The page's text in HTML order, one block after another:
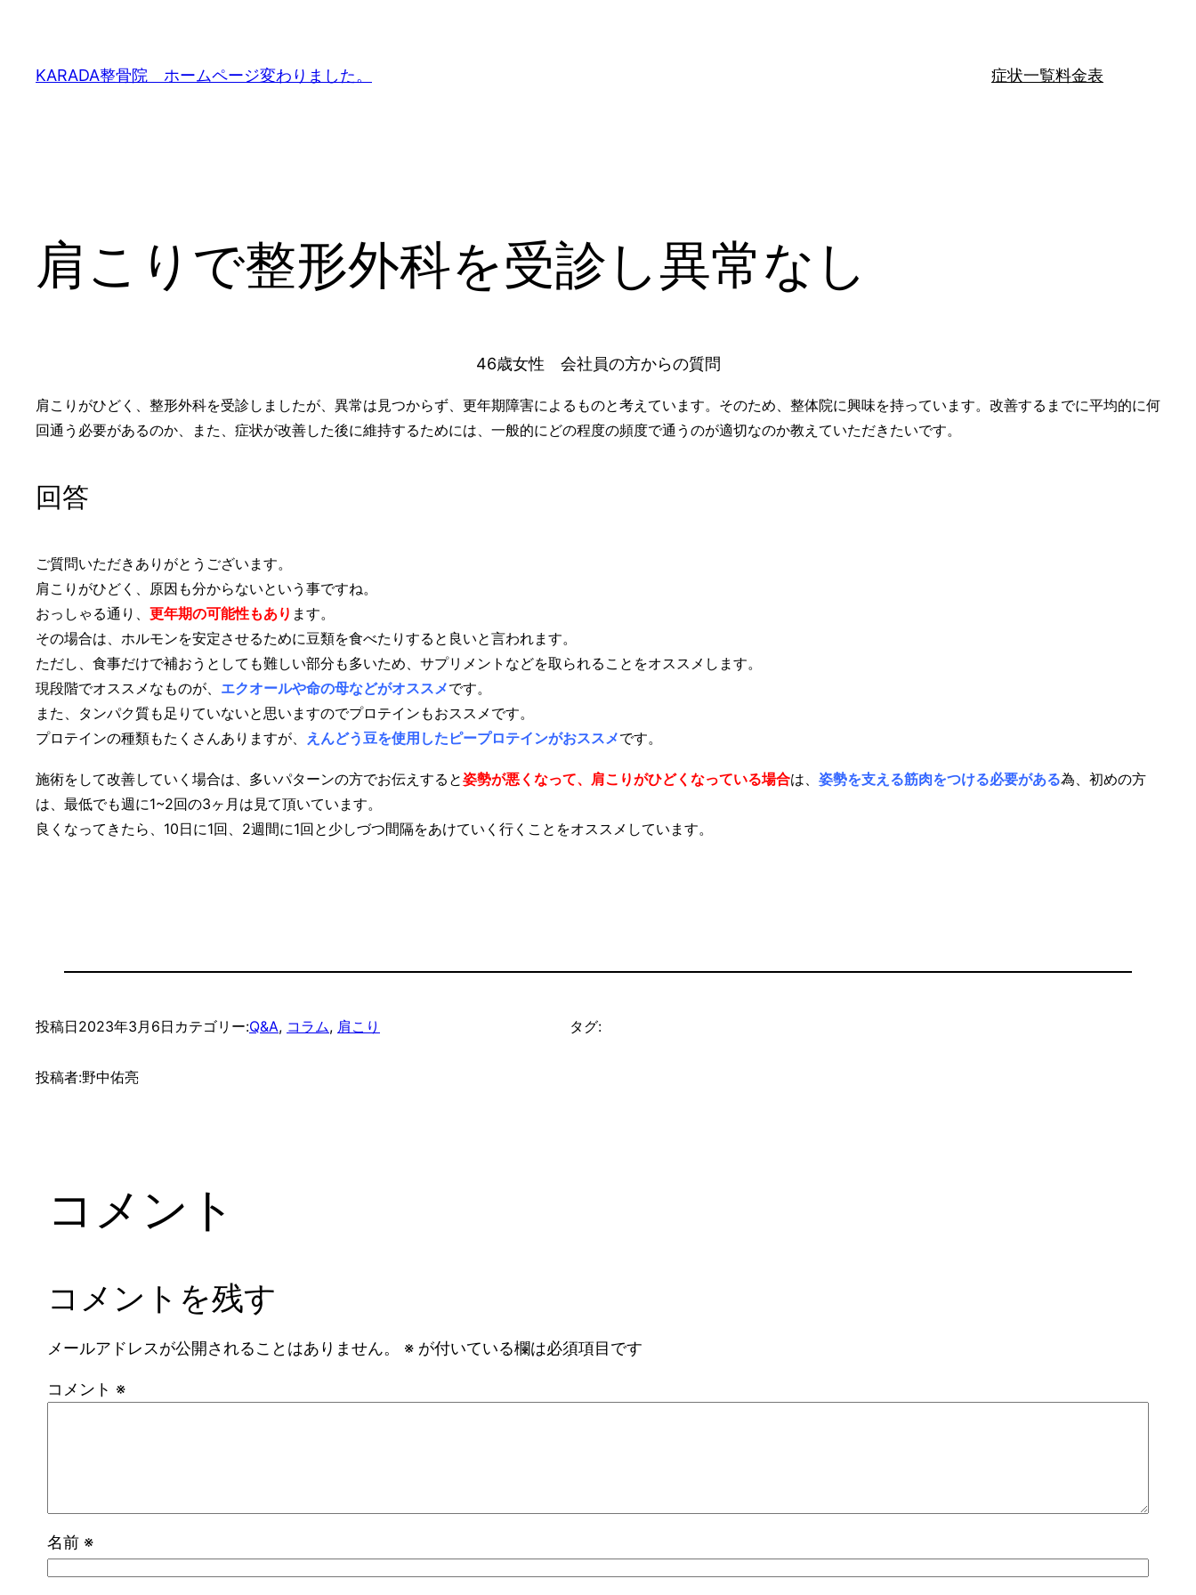
KARADA整骨院 ホームページ変わりました。 症状一覧料金表
肩こりで整形外科を受診し異常なし
46歳女性 会社員の方からの質問
肩こりがひどく、整形外科を受診しましたが、異常は見つからず、更年期障害によるものと考えています。そのため、整体院に興味を持っています。改善するまでに平均的に何
回通う必要があるのか、また、症状が改善した後に維持するためには、一般的にどの程度の頻度で通うのが適切なのか教えていただきたいです。
回答
ご質問いただきありがとうございます。
肩こりがひどく、原因も分からないという事ですね。
おっしゃる通り、 更年期の可能性もあり ます。
その場合は、ホルモンを安定させるために豆類を食べたりすると良いと言われます。
ただし、食事だけで補おうとしても難しい部分も多いため、サプリメントなどを取られることをオススメします。
現段階でオススメなものが、 エクオールや命の母などがオススメです。
また、タンパク質も足りていないと思いますのでプロテインもおススメです。
プロテインの種類もたくさんありますが、 えんどう豆を使用したピープロテインがおススメです。
施術をして改善していく場合は、 多いパターンの方でお伝えすると姿勢が悪くなって、肩こりがひどくなっている場合は、 姿勢を支える筋肉をつける必要がある為、 初めの方
は、最低でも週に1~2回の3ヶ月は見て頂いています。
良くなってきたら、10日に1回、2週間に1回と少しづつ間隔をあけていく行くことをオススメしています。
投稿日2023年3月6日 カテゴリー:Q&A, コラム, 肩こり
投稿者:野中佑亮
タグ:
コメント
コメントを残す
メールアドレスが公開されることはありません。 ※ が付いている欄は必須項目です
コメント ※
名前 ※